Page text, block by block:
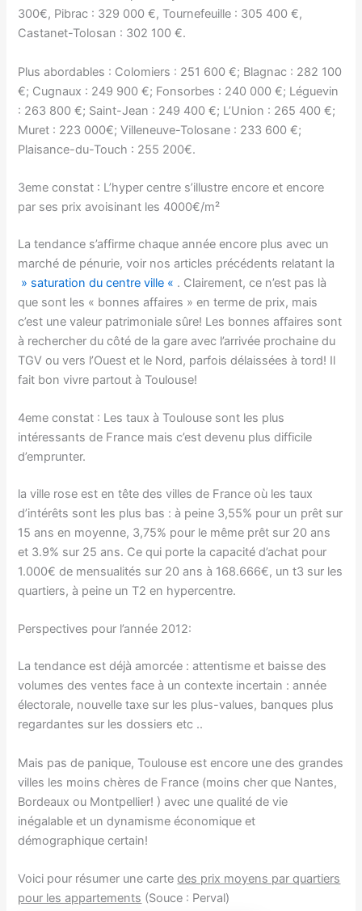
300€, Pibrac : 329 000 €, Tournefeuille : 305 400 €,
Castanet-Tolosan : 302 100 €.
Plus abordables : Colomiers : 251 600 €; Blagnac : 282 100
€; Cugnaux : 249 900 €; Fonsorbes : 240 000 €; Léguevin
: 263 800 €; Saint-Jean : 249 400 €; L’Union : 265 400 €;
Muret : 223 000€; Villeneuve-Tolosane : 233 600 €;
Plaisance-du-Touch : 255 200€.
3eme constat : L’hyper centre s’illustre encore et encore
par ses prix avoisinant les 4000€/m²
La tendance s’affirme chaque année encore plus avec un
marché de pénurie, voir nos articles précédents relatant la
» saturation du centre ville « . Clairement, ce n’est pas là
que sont les « bonnes affaires » en terme de prix, mais
c’est une valeur patrimoniale sûre! Les bonnes affaires sont
à rechercher du côté de la gare avec l’arrivée prochaine du
TGV ou vers l’Ouest et le Nord, parfois délaissées à tord! Il
fait bon vivre partout à Toulouse!
4eme constat : Les taux à Toulouse sont les plus
intéressants de France mais c’est devenu plus difficile
d’emprunter.
la ville rose est en tête des villes de France où les taux
d’intérêts sont les plus bas : à peine 3,55% pour un prêt sur
15 ans en moyenne, 3,75% pour le même prêt sur 20 ans
et 3.9% sur 25 ans. Ce qui porte la capacité d’achat pour
1.000€ de mensualités sur 20 ans à 168.666€, un t3 sur les
quartiers, à peine un T2 en hypercentre.
Perspectives pour l’année 2012:
La tendance est déjà amorcée : attentisme et baisse des
volumes des ventes face à un contexte incertain : année
électorale, nouvelle taxe sur les plus-values, banques plus
regardantes sur les dossiers etc ..
Mais pas de panique, Toulouse est encore une des grandes
villes les moins chères de France (moins cher que Nantes,
Bordeaux ou Montpellier! ) avec une qualité de vie
inégalable et un dynamisme économique et
démographique certain!
Voici pour résumer une cartedes prix moyens par quartiers
pour les appartements (Souce : Perval)